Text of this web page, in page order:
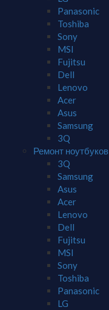
Panasonic
Toshiba
Sony
MSI
Fujitsu
Dell
Lenovo
Acer
Asus
Samsung
3Q
Ремонт ноутбуков
3Q
Samsung
Asus
Acer
Lenovo
Dell
Fujitsu
MSI
Sony
Toshiba
Panasonic
LG